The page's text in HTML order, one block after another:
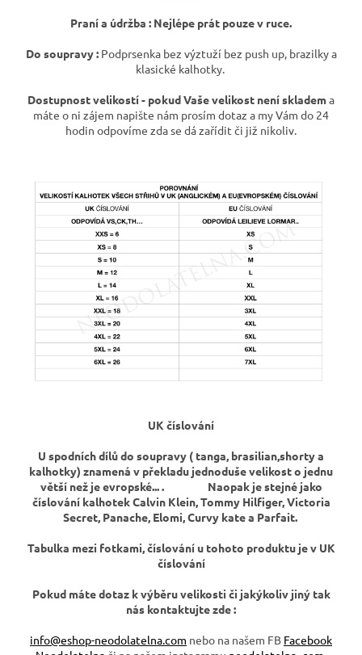
Praní a údržba : Nejlépe prát pouze v ruce.
Do soupravy : Podprsenka bez výztuží bez push up, brazilky a
klasické kalhotky.
Dostupnost velikostí - pokud Vaše velikost není skladema
máte o ni zájem napište nám prosím dotaz a my Vám do 24
hodin odpovíme zda se dá zařídit či již nikoliv.
UK číslování
U spodních dílů do soupravy ( tanga, brasilian,shorty a
kalhotky) znamená v překladu jednoduše velikost o jednu
větší než je evropské... . Naopak je stejné jako
číslování kalhotek Calvin Klein, Tommy Hilfiger, Victoria
Secret, Panache, Elomi, Curvy kate a Parfait.
Tabulka mezi fotkami, číslování u tohoto produktu je v UK
číslování
Pokud máte dotaz k výběru velikosti či jakýkoliv jiný tak
nás kontaktujte zde :
info@eshop-neodolatelna.com nebo na našem FB Facebook